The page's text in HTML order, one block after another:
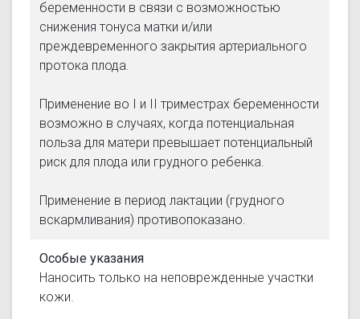
беременности в связи с возможностью
cнижения тонуса матки и/или
преждевременного закрытия артериального
протока плода.
Применение во I и II триместрах беременности
возможно в случаях, когда потенциальная
польза для матери превышает потенциальный
риск для плода или грудного ребенка.
Применение в период лактации (грудного
вскармливания) противопоказано.
Особые указания
Наносить только на неповрежденные участки
кожи.